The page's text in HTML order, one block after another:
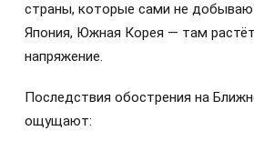
страны, которые сами не
Япония, Южная Корея — там
напряжение.
Последствия обострения на
ощущают: